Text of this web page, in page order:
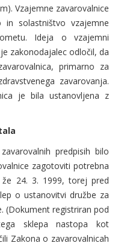
Vzajemne zavarovalnice
solastništvo vzajemne
Ideja o vzajemni
zakonodajalec odločil, da
primarno za
zavarovanja.
je bila ustanovljena z
predpisih bilo
zagotoviti potrebna
24. 3. 1999, torej pred
o ustanovitvi družbe za
(Dokument registriran pod
sklepa nastopa kot
Zakona o zavarovalnicah